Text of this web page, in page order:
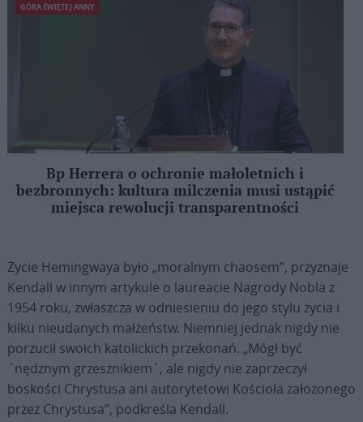
GÓRA ŚWIĘTEJ ANNY
Bp Herrera o ochronie małoletnich i
bezbronnych: kultura milczenia musi ustąpić
miejsca rewolucji transparentności
Życie Hemingwaya było „moralnym chaosem”, przyznaje
Kendall w innym artykule o laureacie Nagrody Nobla z
1954 roku, zwłaszcza w odniesieniu do jego stylu życia i
kilku nieudanych małżeństw. Niemniej jednak nigdy nie
porzucił swoich katolickich przekonań. „Mógł być
`nędznym grzesznikiem`, ale nigdy nie zaprzeczył
boskości Chrystusa ani autorytetowi Kościoła założonego
przez Chrystusa”, podkreśla Kendall.